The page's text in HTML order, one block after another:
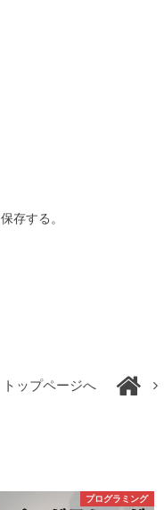
存する。
トップページへ
プログラミング